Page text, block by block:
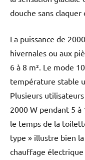
douche sans claquer
La puissance de
hivernales ou aux
6 à 8 m². Le mode
température stable
Plusieurs
2000 W pendant 5
le temps de la
type » illustre bien
chauffage